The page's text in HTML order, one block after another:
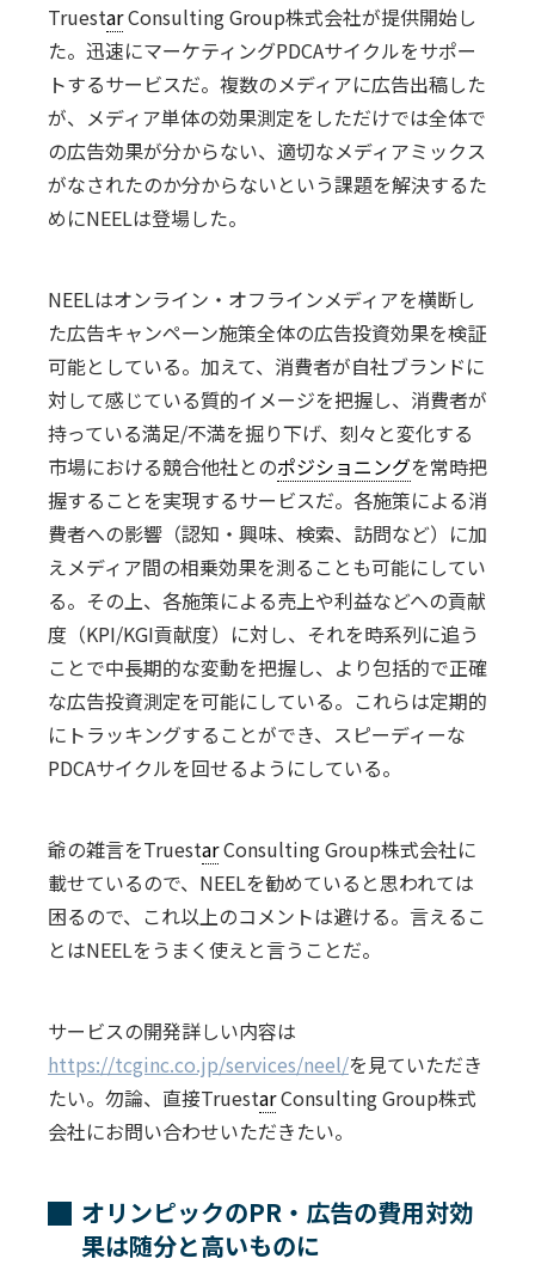
TruestarConsulting Group株式会社が提供開始し
た。迅速にマーケティングPDCAサイクルをサポー
トするサービスだ。複数のメディアに広告出稿した
が、メディア単体の効果測定をしただけでは全体で
の広告効果が分からない、適切なメディアミックス
がなされたのか分からないという課題を解決するた
めにNEELは登場した。
NEELはオンライン・オフラインメディアを横断し
た広告キャンペーン施策全体の広告投資効果を検証
可能としている。加えて、消費者が自社ブランドに
対して感じている質的イメージを把握し、消費者が
持っている満足/不満を掘り下げ、刻々と変化する
市場における競合他社とのポジショニングを常時把
握することを実現するサービスだ。各施策による消
費者への影響（認知・興味、検索、訪問など）に加
えメディア間の相乗効果を測ることも可能にしてい
る。その上、各施策による売上や利益などへの貢献
度（KPI/KGI貢献度）に対し、それを時系列に追う
ことで中長期的な変動を把握し、より包括的で正確
な広告投資測定を可能にしている。これらは定期的
にトラッキングすることができ、スピーディーな
PDCAサイクルを回せるようにしている。
爺の雑言をTruestarConsulting Group株式会社に
載せているので、NEELを勧めていると思われては
困るので、これ以上のコメントは避ける。言えるこ
とはNEELをうまく使えと言うことだ。
サービスの開発詳しい内容は
https://tcginc.co.jp/services/neel/を見ていただき
たい。勿論、直接TruestarConsulting Group株式
会社にお問い合わせいただきたい。
オリンピックのPR・広告の費用対効
果は随分と高いものに